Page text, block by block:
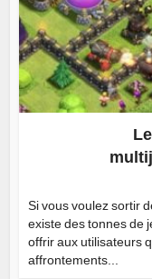
Si vous voulez sortir
existe des tonnes de
offrir aux utilisateurs
affrontements...